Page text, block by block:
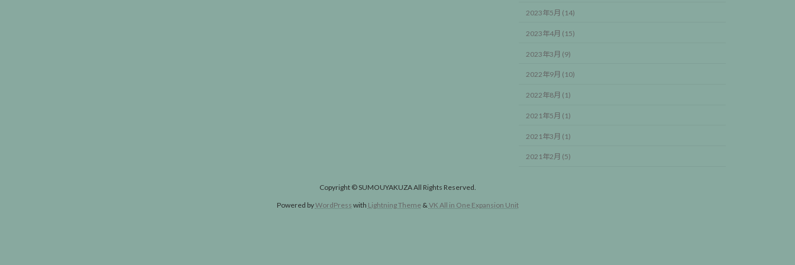
2023年5月 (14)
2023年4月 (15)
2023年3月 (9)
2022年9月 (10)
2022年8月 (1)
2021年5月 (1)
2021年3月 (1)
2021年2月 (5)
Copyright © SUMOUYAKUZA All Rights Reserved.
Powered byWordPress with Lightning Theme& VK All in One Expansion Unit